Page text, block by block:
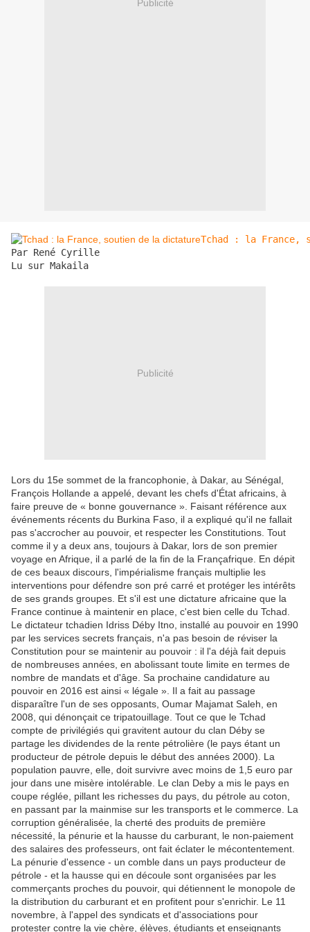
Publicité
Tchad : la
Par René Cyrille
Lu sur Makaila
Publicité
Lors du 15e sommet de la francophonie, à Dakar, au Sénégal,
François Hollande a appelé, devant les chefs d'État africains, à
faire preuve de « bonne gouvernance ». Faisant référence aux
événements récents du Burkina Faso, il a expliqué qu'il ne fallait
pas s'accrocher au pouvoir, et respecter les Constitutions. Tout
comme il y a deux ans, toujours à Dakar, lors de son premier
voyage en Afrique, il a parlé de la fin de la Françafrique. En dépit
de ces beaux discours, l'impérialisme français multiplie les
interventions pour défendre son pré carré et protéger les intérêts
de ses grands groupes. Et s'il est une dictature africaine que la
France continue à maintenir en place, c'est bien celle du Tchad.
Le dictateur tchadien Idriss Déby Itno, installé au pouvoir en 1990
par les services secrets français, n'a pas besoin de réviser la
Constitution pour se maintenir au pouvoir : il l'a déjà fait depuis
de nombreuses années, en abolissant toute limite en termes de
nombre de mandats et d'âge. Sa prochaine candidature au
pouvoir en 2016 est ainsi « légale ». Il a fait au passage
disparaître l'un de ses opposants, Oumar Majamat Saleh, en
2008, qui dénonçait ce tripatouillage. Tout ce que le Tchad
compte de privilégiés qui gravitent autour du clan Déby se
partage les dividendes de la rente pétrolière (le pays étant un
producteur de pétrole depuis le début des années 2000). La
population pauvre, elle, doit survivre avec moins de 1,5 euro par
jour dans une misère intolérable. Le clan Deby a mis le pays en
coupe réglée, pillant les richesses du pays, du pétrole au coton,
en passant par la mainmise sur les transports et le commerce. La
corruption généralisée, la cherté des produits de première
nécessité, la pénurie et la hausse du carburant, le non-paiement
des salaires des professeurs, ont fait éclater le mécontentement.
La pénurie d'essence - un comble dans un pays producteur de
pétrole - et la hausse qui en découle sont organisées par les
commerçants proches du pouvoir, qui détiennent le monopole de
la distribution du carburant et en profitent pour s'enrichir. Le 11
novembre, à l'appel des syndicats et d'associations pour
protester contre la vie chère, élèves, étudiants et enseignants